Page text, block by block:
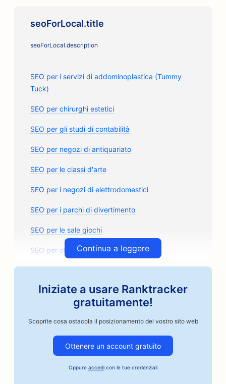
seoForLocal.title
seoForLocal.description
SEO per i servizi di addominoplastica (Tummy
Tuck)
SEO per chirurghi estetici
SEO per gli studi di contabilità
SEO per negozi di antiquariato
SEO per le classi d'arte
SEO per i negozi di elettrodomestici
SEO per i parchi di divertimento
SEO per le sale giochi
SEO per studi di architettura
SEO per i negozi di ricambi auto
SEO per le officine di riparazione auto
SEO per le aziende del settore automobilistico
SEO per i servizi di cauzione
Continua a leggere
Iniziate a usare Ranktracker
gratuitamente!
Scoprite cosa ostacola il posizionamento del vostro sito web
Ottenere un account gratuito
Oppure accedi con le tue credenziali